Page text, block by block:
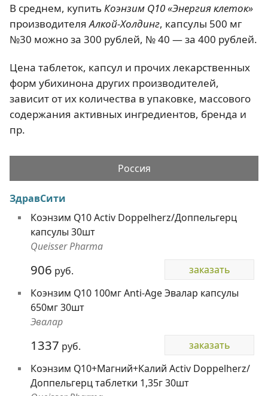
В среднем, купить Коэнзим Q10 «Энергия клеток»
производителяАлкой-Холдинг, капсулы 500 мг
№30 можно за 300 рублей, № 40 — за 400 рублей.
Цена таблеток, капсул и прочих лекарственных
форм убихинона других производителей,
зависит от их количества в упаковке, массового
содержания активных ингредиентов, бренда и
пр.
Россия
ЗдравСити
Коэнзим Q10 Activ Doppelherz/Доппельгерц
капсулы 30шт
Queisser Pharma
906 руб.
заказать
Коэнзим Q10 100мг Anti-Age Эвалар капсулы
650мг 30шт
Эвалар
1337 руб.
заказать
Коэнзим Q10+Магний+Калий Activ Doppelherz/
Доппельгерц таблетки 1,35г 30шт